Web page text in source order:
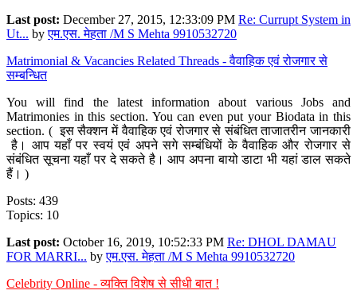
Last post: December 27, 2015, 12:33:09 PM Re: Currupt System in
Ut... byएम.एस. मेहता /M S Mehta 9910532720
Matrimonial & Vacancies Related Threads - वैवाहिक एवं रोजगार से
सम्बन्धित
You will find the latest information about various Jobs and
Matrimonies in this section. You can even put your Biodata in this
section. ( इस सैक्शन में वैवाहिक एवं रोजगार से संबंधित ताजातरीन जानकारी
है। आप यहाँ पर स्वयं एवं अपने सगे सम्बंधियों के वैवाहिक और रोजगार से
संबंधित सूचना यहाँ पर दे सकते है। आप अपना बायो डाटा भी यहां डाल सकते
हैं। )
Posts: 439
Topics: 10
Last post: October 16, 2019, 10:52:33 PM Re: DHOL DAMAU
FOR MARRI... byएम.एस. मेहता /M S Mehta 9910532720
Celebrity Online - व्यक्ति विशेष से सीधी बात !